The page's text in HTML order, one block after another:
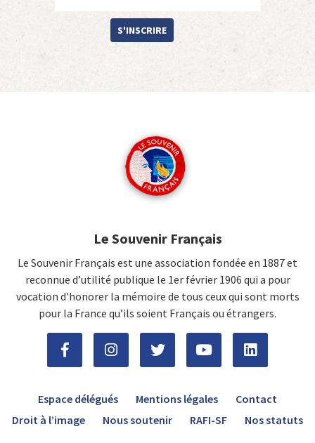
S'INSCRIRE
Le Souvenir Français
Le Souvenir Français est une association fondée en 1887 et
reconnue d’utilité publique le 1er février 1906 qui a pour
vocation d'honorer la mémoire de tous ceux qui sont morts
pour la France qu’ils soient Français ou étrangers.
Espace délégués Mentions légales
Contact
Droit à l’image
Nous soutenir RAFI-SF Nos statuts